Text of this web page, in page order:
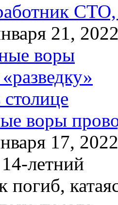
21,
воры
17, 2022